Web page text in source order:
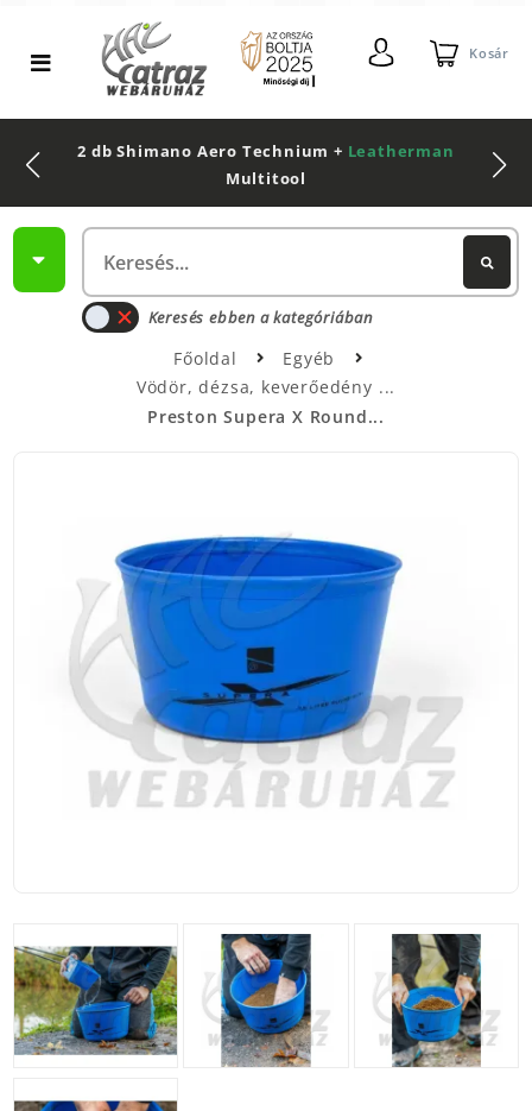
Kosár
2 db Shimano Aero Technium + Leatherman
Multitool
Keresés ebben a kategóriában
Főoldal
Egyéb
Vödör, dézsa, keverőedény
Preston Supera X Round...